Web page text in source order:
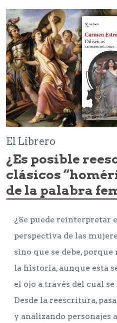
El Librero
¿Es posible
clásicos
de la palabra
¿Se puede reinterpretar
perspectiva de las
sino que se debe,
la historia, aunque esta
el ojo a través del cual
Desde la reescritura,
y analizando personajes